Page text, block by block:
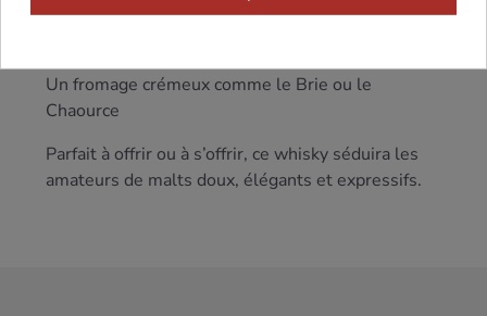
Un fromage crémeux comme le Brie ou le
Chaource
Parfait à offrir ou à s’offrir, ce whisky séduira les
amateurs de malts doux, élégants et expressifs.